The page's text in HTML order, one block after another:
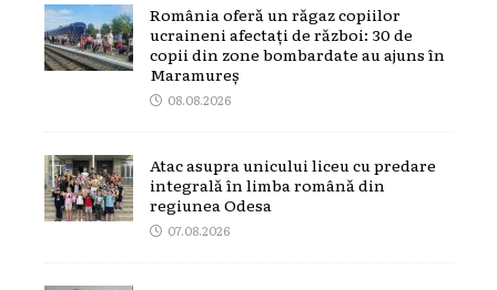
România oferă un răgaz copiilor
ucraineni afectați de război: 30 de
copii din zone bombardate au ajuns în
Maramureș
08.08.2026
Atac asupra unicului liceu cu predare
integrală în limba română din
regiunea Odesa
07.08.2026